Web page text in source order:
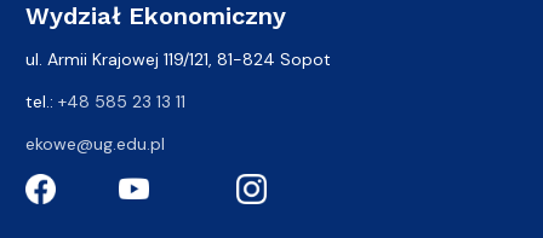
Wydział Ekonomiczny
ul. Armii Krajowej 119/121, 81-824 Sopot
tel.: +48 585 23 13 11
ekowe@ug.edu.pl